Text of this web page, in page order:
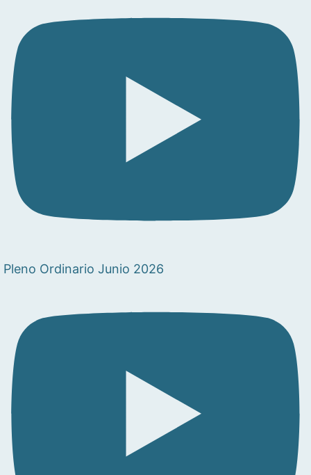
Pleno Ordinario Junio 2026